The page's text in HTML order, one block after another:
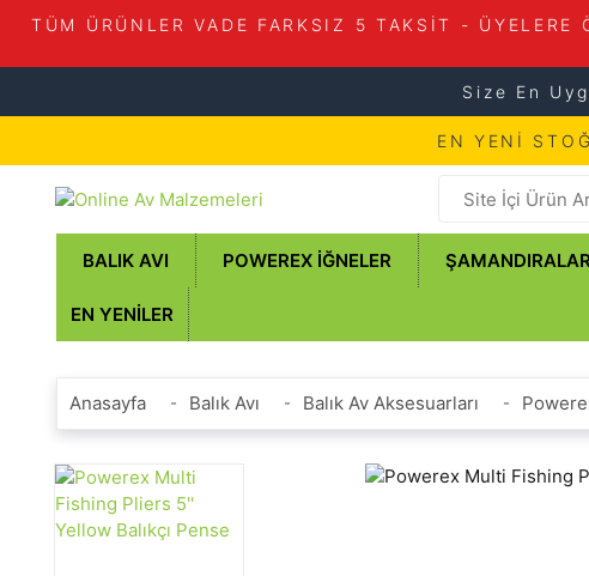
TÜM ÜRÜNLER VADE FARKSIZ 5 TAKSİT -
Size En
EN YENİ
BALIK AVI POWEREX İĞNELER
EN YENILER
Anasayfa Balık Avı Balık Av Aksesuarları